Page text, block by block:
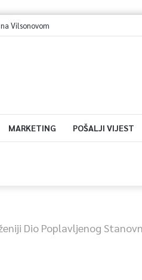
MARKETING POŠALJI VIJEST
Dio Poplavljenog